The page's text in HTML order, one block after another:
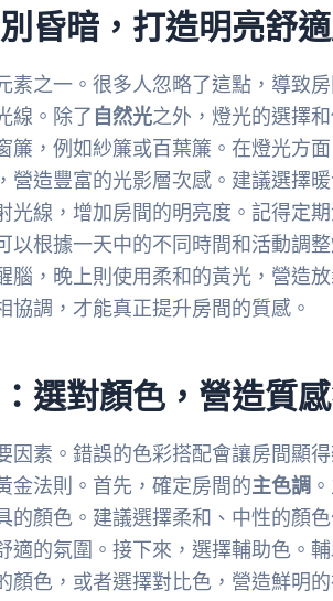
昏暗，打造明亮舒
素之一。很多人忽略了這點，導致
線。除了 自然光之外，燈光的選擇
簾，例如紗簾或百葉簾。在燈光方
營造豐富的光影層次感。建議選擇
光線，增加房間的明亮度。記得定
以根據一天中的不同時間和活動調
腦，晚上則使用柔和的黃光，營造
協調，才能真正提升房間的質感。
選對顏色，營造質
因素。錯誤的色彩搭配會讓房間顯
金法則。首先，確定房間的主色調
的顏色。建議選擇柔和、中性的顏
適的氛圍。接下來，選擇輔助色。
顏色，或者選擇對比色，營造鮮明